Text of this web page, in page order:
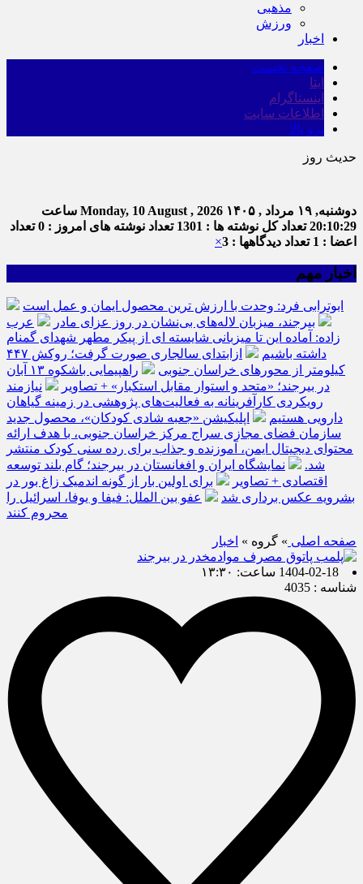
مذهبی
ورزش
اخبار
صفحه نخست
ایتا
اینستاگرام
اطلاعات سایت
برو بالا
حدیث روز
دوشنبه, ۱۹ مرداد , ۱۴۰۵ Monday, 10 August , 2026 ساعت
20:10:29تعداد کل نوشته ها : 1301 تعداد نوشته های امروز : 0
تعداد
اعضا : 1
تعداد دیدگاهها : 3 ×
اخبار مهم
ابوترابی فرد: وحدت با ارزش ترین محصول ایمان و عمل است
بیرجند، میزبان لاله‌های بی‌نشان در روز عزای مادر
عرب
زاده: آماده این تا میزبانی شایسته ای از پیکر مطهر شهدای گمنام
داشته باشیم
ازابتدای سالجاری صورت گرفت؛ روکش ۴۴۷
کیلومتر از محورهای خراسان جنوبی
راهپیمایی باشکوه ۱۳ آبان
در بیرجند؛ «متحد و استوار مقابل استکبار» + تصاویر
نیازمند
رویکردی کارآفرینانه به فعالیت‌های پژوهشی در زمینه گیاهان
دارویی هستیم
اپلیکیشن «جعبه شادی کودکان»، محصول جدید
سازمان فضای مجازی سراج مرکز خراسان جنوبی، با هدف ارائه
محتوای دیجیتال ایمن، آموزنده و جذاب برای رده سنی کودک منتشر
شد.
نمایشگاه ایران و افغانستان در بیرجند؛ گام بلند توسعه
اقتصادی + تصاویر
برای اولین بار از گونه اندمیک زاغ بور در
بشرویه عکس برداری شد
عفو بین الملل: فیفا و یوفا، اسرائیل را
محروم کنند
صفحه اصلی » گروه » اخبار
1404-02-18 ساعت: ۱۳:۳۰
شناسه : 4035